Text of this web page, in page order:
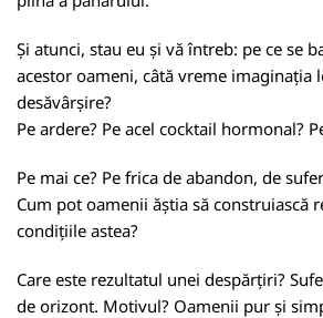
Și atunci, stau eu și vă întreb: pe ce se
acestor oameni, câtă vreme imaginația
desăvârșire?
Pe ardere? Pe acel cocktail hormonal?
Pe mai ce? Pe frica de abandon, de
Cum pot oamenii ăștia să construiască
condițiile astea?
Care este rezultatul unei despărțiri?
de orizont. Motivul? Oamenii pur și